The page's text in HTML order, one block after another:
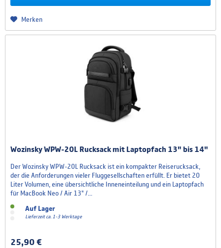
Merken
Wozinsky WPW-20L Rucksack mit Laptopfach 13" bis 14"
Der Wozinsky WPW-20L Rucksack ist ein kompakter Reiserucksack,
der die Anforderungen vieler Fluggesellschaften erfüllt. Er bietet 20
Liter Volumen, eine übersichtliche Inneneinteilung und ein Laptopfach
für MacBook Neo / Air 13" /...
Auf Lager
Lieferzeit ca. 1-3 Werktage
25,90 €